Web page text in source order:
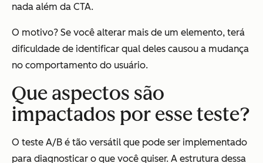
nada além da CTA.
O motivo? Se você alterar mais de um elemento, terá
dificuldade de identificar qual deles causou a mudança
no comportamento do usuário.
Que aspectos são
impactados por esse teste?
O teste A/B é tão versátil que pode ser implementado
para diagnosticar o que você quiser. A estrutura dessa